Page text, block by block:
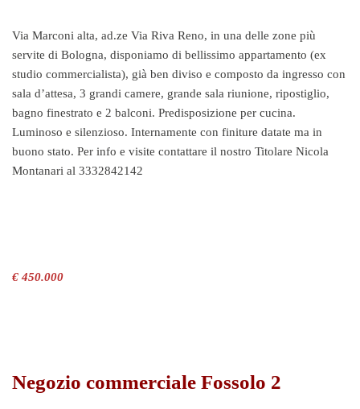
Via Marconi alta, ad.ze Via Riva Reno, in una delle zone più
servite di Bologna, disponiamo di bellissimo appartamento (ex
studio commercialista), già ben diviso e composto da ingresso con
sala d’attesa, 3 grandi camere, grande sala riunione, ripostiglio,
bagno finestrato e 2 balconi. Predisposizione per cucina.
Luminoso e silenzioso. Internamente con finiture datate ma in
buono stato. Per info e visite contattare il nostro Titolare Nicola
Montanari al 3332842142
€ 450.000
Negozio commerciale Fossolo 2